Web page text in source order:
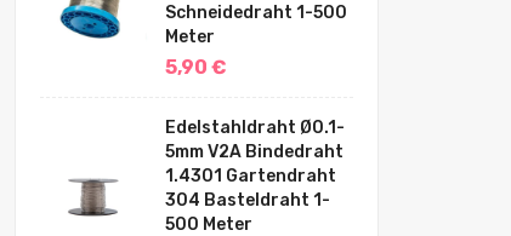
Schneidedraht 1-500
Meter
5,90 €
Edelstahldraht Ø0.1-
5mm V2A Bindedraht
1.4301 Gartendraht
304 Basteldraht 1-
500 Meter